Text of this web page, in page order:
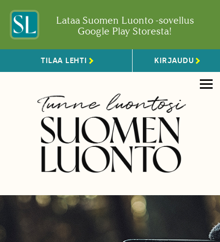
Lataa Suomen Luonto -sovellus
Google Play Storesta!
TILAA LEHTI KIRJAUDU